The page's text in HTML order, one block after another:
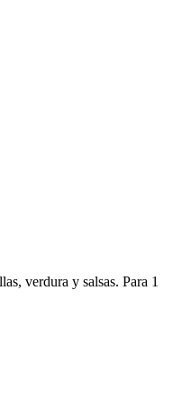
verdura y salsas. Para 1